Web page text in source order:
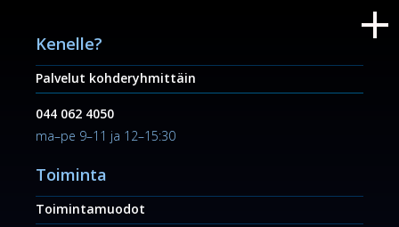
Kenelle?
Palvelut kohderyhmittäin
044 062 4050
ma–pe 9–11 ja 12–15:30
Toiminta
Toimintamuodot